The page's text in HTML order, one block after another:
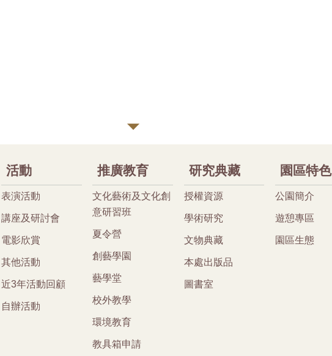
活動
表演活動
講座及研討會
電影欣賞
其他活動
近3年活動回顧
自辦活動
推廣教育
文化藝術及文化創
意研習班
夏令營
創藝學園
藝學堂
校外教學
環境教育
教具箱申請
研究典藏
授權資源
學術研究
文物典藏
本處出版品
圖書室
園區特色
公園簡介
遊憩專區
園區生態